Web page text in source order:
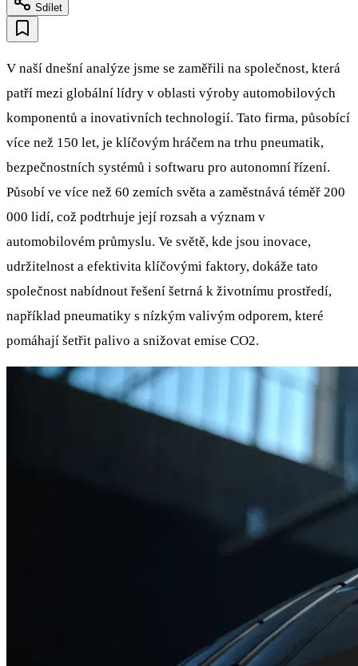
Sdílet
V naší dnešní analýze jsme se zaměřili na společnost, která
patří mezi globální lídry v oblasti výroby automobilových
komponentů a inovativních technologií. Tato firma, působící
více než 150 let, je klíčovým hráčem na trhu pneumatik,
bezpečnostních systémů i softwaru pro autonomní řízení.
Působí ve více než 60 zemích světa a zaměstnává téměř 200
000 lidí, což podtrhuje její rozsah a význam v
automobilovém průmyslu. Ve světě, kde jsou inovace,
udržitelnost a efektivita klíčovými faktory, dokáže tato
společnost nabídnout řešení šetrná k životnímu prostředí,
například pneumatiky s nízkým valivým odporem, které
pomáhají šetřit palivo a snižovat emise CO2.